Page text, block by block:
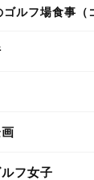
ルフ場食事（
フ女子